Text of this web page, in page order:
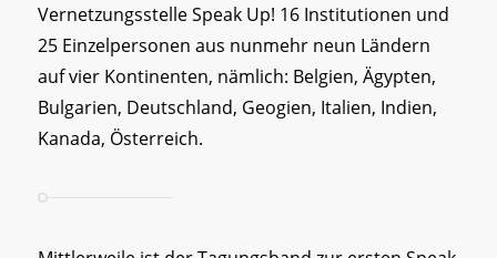
Vernetzungsstelle Speak Up! 16 Institutionen und
25 Einzelpersonen aus nunmehr neun Ländern
auf vier Kontinenten, nämlich: Belgien, Ägypten,
Bulgarien, Deutschland, Geogien, Italien, Indien,
Kanada, Österreich.